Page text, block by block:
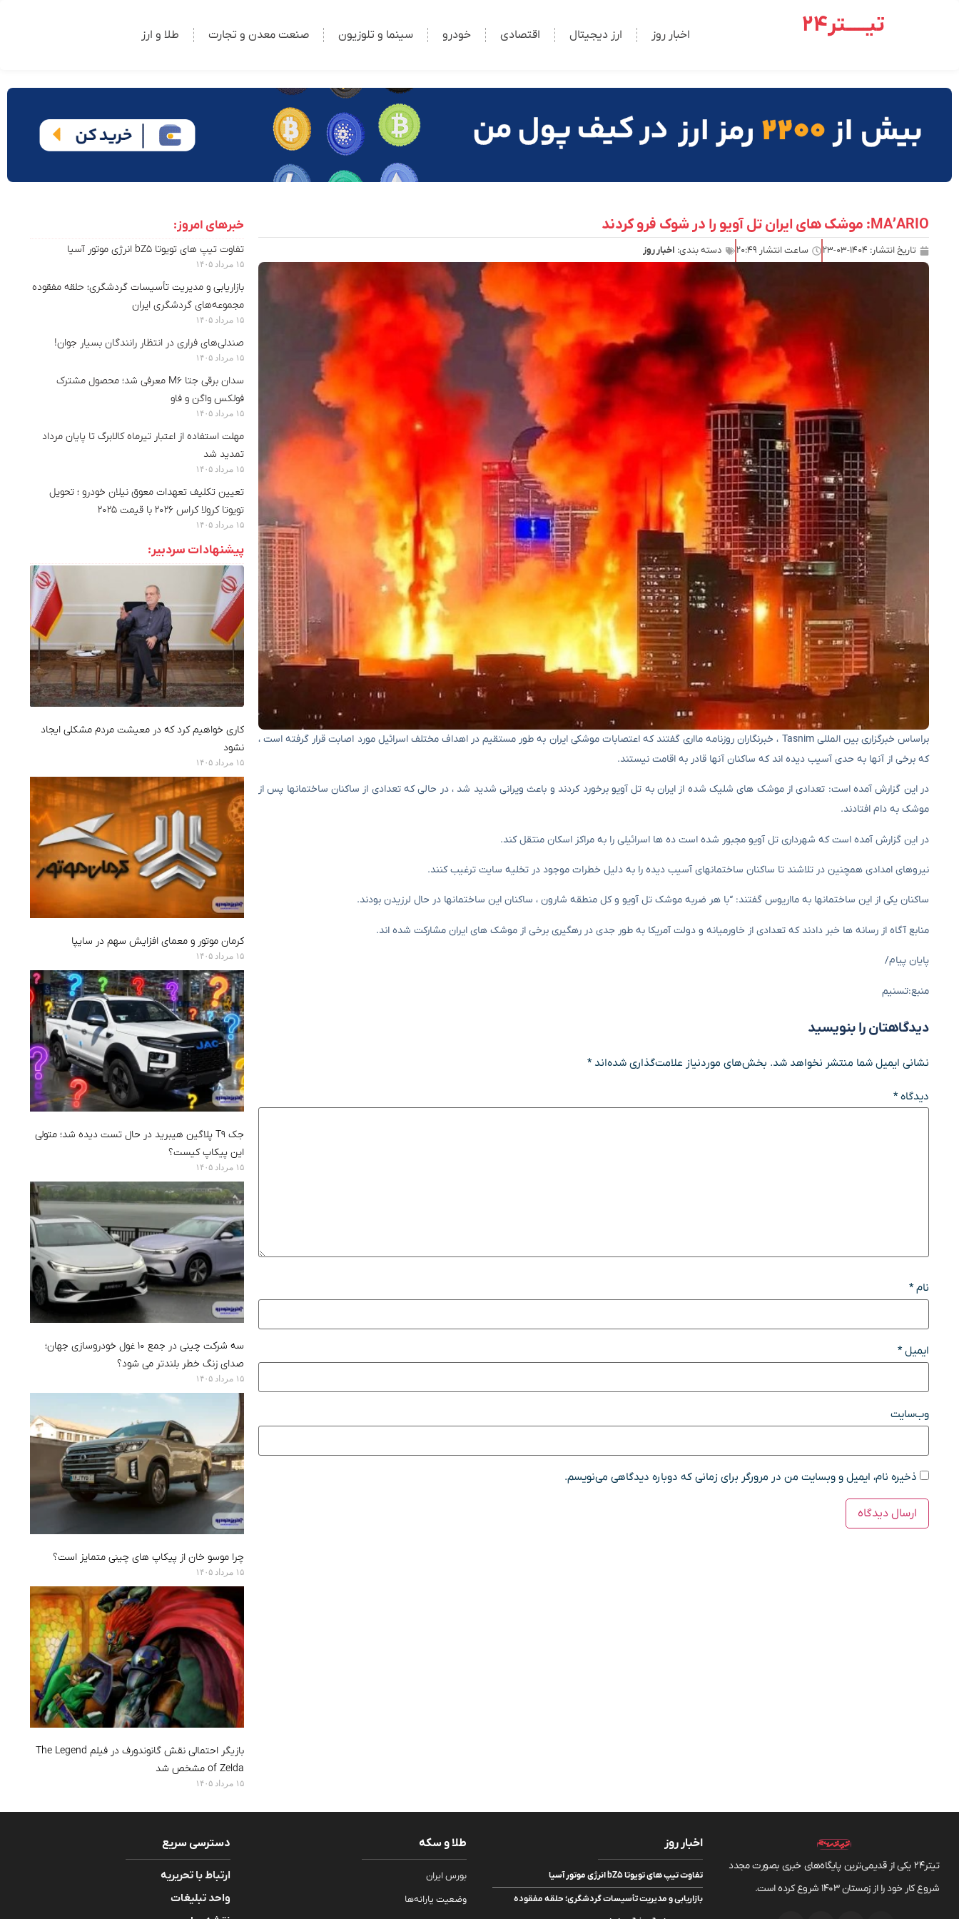
تیـــــتر24 اخبار روز ارز دیجیتال اقتصادی خودرو سینما و تلوزیون صنعت معدن و تجارت طلا و ارز
MA’ARIO: موشک های ایران تل آویو را در شوک فرو کردند
تاریخ انتشار: ۱۴۰۴-۰۳-۲۳ ساعت انتشار ۲۰:۴۹ دسته بندی: اخبار روز
براساس خبرگزاری بین المللی Tasnim ، خبرنگاران روزنامه مااری گفتند که اعتصابات موشکی ایران به طور مستقیم در اهداف مختلف اسرائیل مورد اصابت قرار گرفته است ،
که برخی از آنها به حدی آسیب دیده اند که ساکنان آنها قادر به اقامت نیستند.
در این گزارش آمده است: تعدادی از موشک های شلیک شده از ایران به تل آویو برخورد کردند و باعث ویرانی شدید شد ، در حالی که تعدادی از ساکنان ساختمانها پس از
موشک به دام افتادند.
در این گزارش آمده است که شهرداری تل آویو مجبور شده است ده ها اسرائیلی را به مراکز اسکان منتقل کند.
نیروهای امدادی همچنین در تلاشند تا ساکنان ساختمانهای آسیب دیده را به دلیل خطرات موجود در تخلیه سایت ترغیب کنند.
ساکنان یکی از این ساختمانها به مااریوس گفتند: “با هر ضربه موشک تل آویو و کل منطقه شارون ، ساکنان این ساختمانها در حال لرزیدن بودند.
منابع آگاه از رسانه ها خبر دادند که تعدادی از خاورمیانه و دولت آمریکا به طور جدی در رهگیری برخی از موشک های ایران مشارکت شده اند.
پایان پیام/
منبع:تسنیم
دیدگاهتان را بنویسید
نشانی ایمیل شما منتشر نخواهد شد. بخش‌های موردنیاز علامت‌گذاری شده‌اند*
دیدگاه*
نام*
ایمیل*
وب‌سایت
ذخیره نام، ایمیل و وبسایت من در مرورگر برای زمانی که دوباره دیدگاهی می‌نویسم.
خبرهای امروز:
تفاوت تیپ های تویوتا bZ5 انرژی موتور آسیا
۱۵ مرداد ۱۴۰۵
بازاریابی و مدیریت تأسیسات گردشگری؛ حلقه مفقوده
مجموعه‌های گردشگری ایران
۱۵ مرداد ۱۴۰۵
صندلی‌های فراری در انتظار رانندگان بسیار جوان!
۱۵ مرداد ۱۴۰۵
سدان برقی جتا M6 معرفی شد؛ محصول مشترک
فولکس واگن و فاو
۱۵ مرداد ۱۴۰۵
مهلت استفاده از اعتبار تیرماه کالابرگ تا پایان مرداد
تمدید شد
۱۵ مرداد ۱۴۰۵
تعیین تکلیف تعهدات معوق نیلان خودرو ؛ تحویل
تویوتا کرولا کراس ۲۰۲۶ با قیمت ۲۰۲۵
۱۵ مرداد ۱۴۰۵
پیشنهادات سردبیر:
کاری خواهیم کرد که در معیشت مردم مشکلی ایجاد
نشود
۱۵ مرداد ۱۴۰۵
کرمان موتور و معمای افزایش سهم در سایپا
۱۵ مرداد ۱۴۰۵
جک T9 پلاگین هیبرید در حال تست دیده شد؛ متولی
این پیکاپ کیست؟
۱۵ مرداد ۱۴۰۵
سه شرکت چینی در جمع ۱۰ غول خودروسازی جهان؛
صدای زنگ خطر بلندتر می شود؟
۱۵ مرداد ۱۴۰۵
چرا موسو خان از پیکاپ های چینی متمایز است؟
۱۵ مرداد ۱۴۰۵
بازیگر احتمالی نقش گانوندورف در فیلم The Legend
of Zelda مشخص شد
۱۵ مرداد ۱۴۰۵
تیتر24 یکی از قدیمی‌ترین پایگاه‌های خبری بصورت مجدد
شروع کار خود را از زمستان 1403 شروع کرده است.
اخبار روز
تفاوت تیپ های تویوتا bZ5 انرژی موتور آسیا
بازاریابی و مدیریت تأسیسات گردشگری؛ حلقه مفقوده
طلا و سکه
بورس ایران
وضعیت یارانه‌ها
دسترسی سریع
ارتباط با تحریریه
واحد تبلیغات